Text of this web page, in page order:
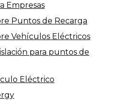
Empresas
Puntos de Recarga
Vehículos Eléctricos
para puntos de
Eléctrico